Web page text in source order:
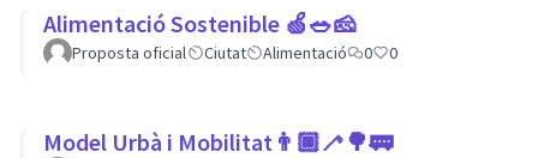
Alimentació Sostenible 🍏🥗🧀
Proposta oficial Ciutat Alimentació 0 0
Model Urbà i Mobilitat👨🏿‍🦯🌳🚃